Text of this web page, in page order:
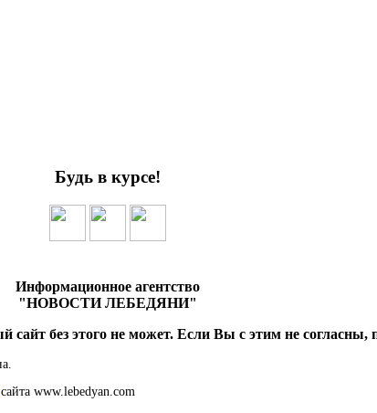
Будь в курсе!
Информационное агентство
"НОВОСТИ ЛЕБЕДЯНИ"
без этого не может. Если Вы с этим не согласны,
сайта www.lebedyan.com